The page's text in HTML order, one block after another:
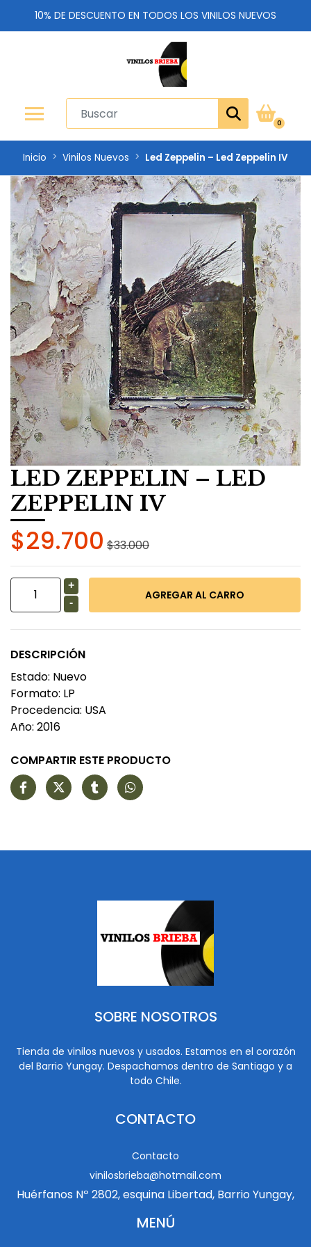
10% DE DESCUENTO EN TODOS LOS VINILOS NUEVOS
0
Inicio Vinilos Nuevos Led Zeppelin – Led Zeppelin IV
LED ZEPPELIN – LED
ZEPPELIN IV
$29.700 $33.000
+
-
DESCRIPCIÓN
Estado: Nuevo
Formato: LP
Procedencia: USA
Año: 2016
COMPARTIR ESTE PRODUCTO
SOBRE NOSOTROS
Tienda de vinilos nuevos y usados. Estamos en el corazón
del Barrio Yungay. Despachamos dentro de Santiago y a
todo Chile.
CONTACTO
Contacto
vinilosbrieba@hotmail.com
Huérfanos Nº 2802, esquina Libertad, Barrio Yungay,
MENÚ